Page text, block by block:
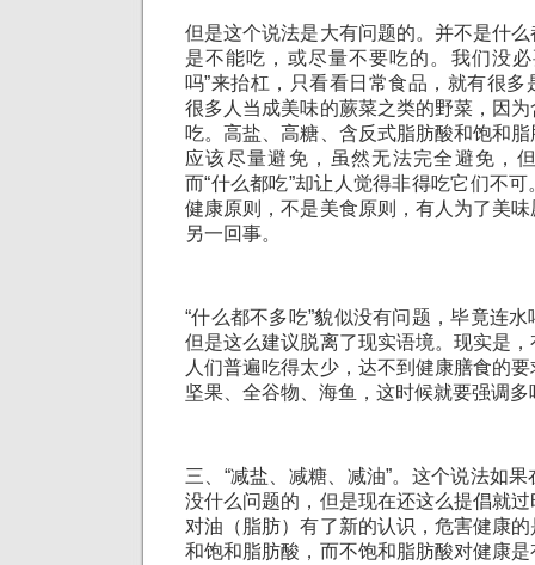
但是这个说法是大有问题的。并不是什
是不能吃，或尽量不要吃的。我们没
吗”来抬杠，只看看日常食品，就有很
很多人当成美味的蕨菜之类的野菜，因
吃。高盐、高糖、含反式脂肪酸和饱和
应该尽量避免，虽然无法完全避免，
而“什么都吃”却让人觉得非得吃它们不
健康原则，不是美食原则，有人为了美
另一回事。
“什么都不多吃”貌似没有问题，毕竟连
但是这么建议脱离了现实语境。现实是
人们普遍吃得太少，达不到健康膳食的
坚果、全谷物、海鱼，这时候就要强调多
三、“减盐、减糖、减油”。这个说法如
没什么问题的，但是现在还这么提倡就
对油（脂肪）有了新的认识，危害健康
和饱和脂肪酸，而不饱和脂肪酸对健康